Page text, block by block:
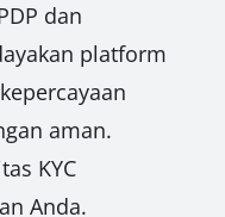
dan
platform
aman.
KYC
Anda.